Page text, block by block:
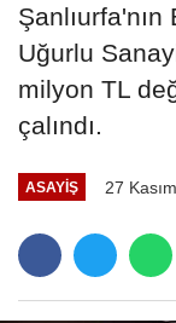
Uğurlu
milyon TL
çalındı.
ASAYIŞ 27